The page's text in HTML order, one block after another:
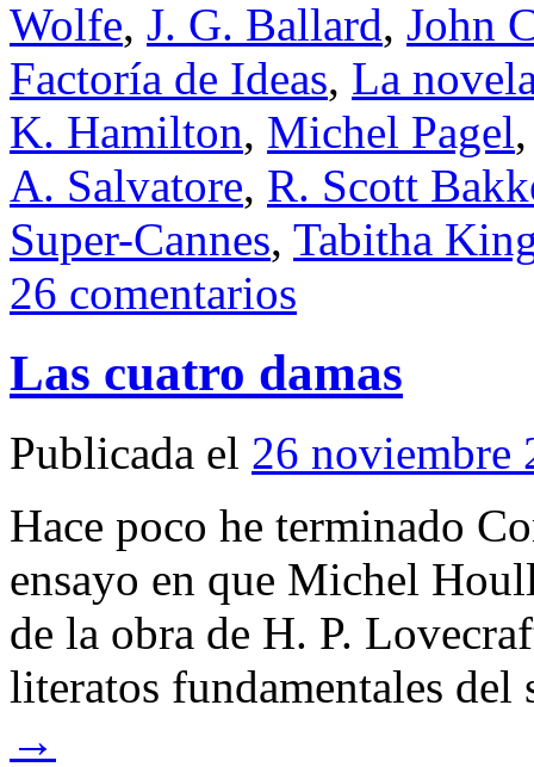
Wolfe, J. G. Ballard, John
Factoría de Ideas, La
K. Hamilton, Michel Pagel
A. Salvatore, R. Scott
Super-Cannes, Tabitha
26 comentarios
Las cuatro damas
Publicada el 26 noviembre
Hace poco he terminado
ensayo en que Michel
de la obra de H. P.
literatos fundamentales
→